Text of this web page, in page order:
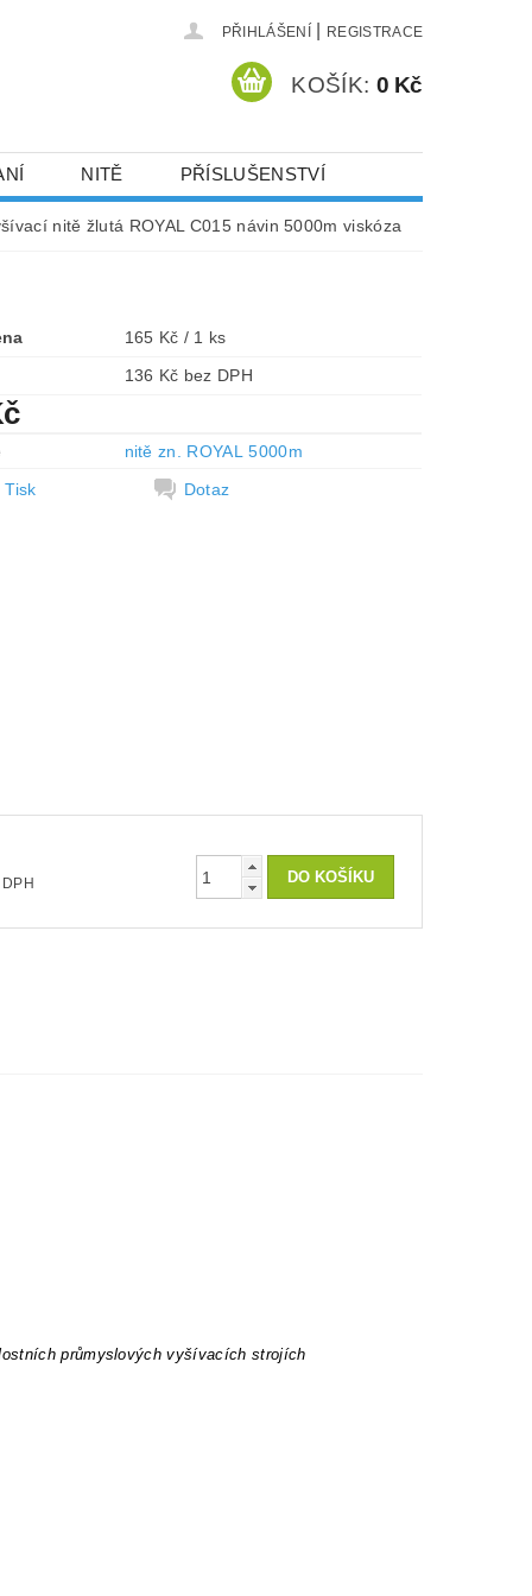
PŘIHLÁŠENÍ REGISTRACE
KOŠÍK: 0 Kč
NITĚ PŘÍSLUŠENSTVÍ
A SLEVY HOT-FIX KAMENY
nitě žlutá ROYAL C015 návin 5000m viskóza
165 Kč / 1 ks
136 Kč bez DPH
nitě zn. ROYAL 5000m
Tisk
Dotaz
DPH
průmyslových vyšívacích strojích